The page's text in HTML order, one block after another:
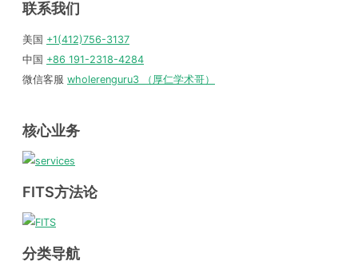
联系我们
美国 +1(412)756-3137
中国 +86 191-2318-4284
微信客服 wholerenguru3 （厚仁学术哥）
核心业务
FITS方法论
分类导航